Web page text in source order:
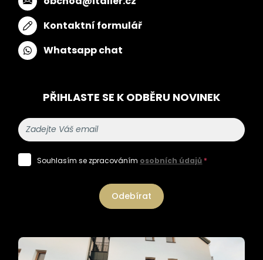
Kontaktní formulář
Whatsapp chat
PŘIHLASTE SE K ODBĚRU NOVINEK
Souhlasím se zpracováním osobních údajů *
Odebírat